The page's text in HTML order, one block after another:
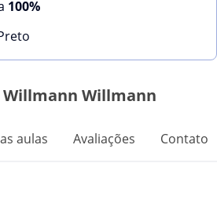
100%
Willmann
aulas Avaliações Contato